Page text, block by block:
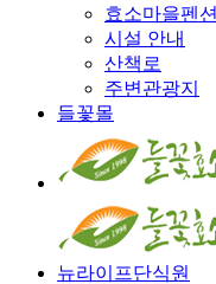
효소마을펜션
시설 안내
산책로
주변관광지
들꽃몰
뉴라이프단식원